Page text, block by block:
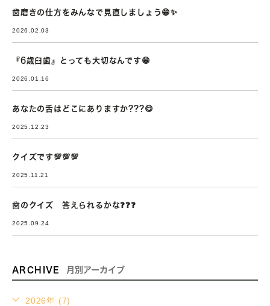
歯磨きの仕方をみんなで見直しましょう😁✨
2026.02.03
『6歳臼歯』とっても大切なんです😁
2026.01.16
あなたの舌はどこにありますか???😋
2025.12.23
クイズです💯💯💯
2025.11.21
歯のクイズ 答えられるかな❓❓❓
2025.09.24
ARCHIVE 月別アーカイブ
2026年 (7)